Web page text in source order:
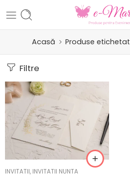
Acasă Produse
Filtre
INVITATII, INVITATII NUNTA